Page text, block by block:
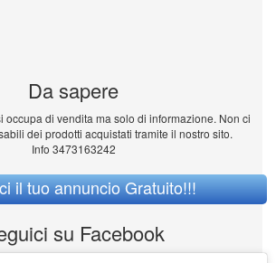
Da sapere
occupa di vendita ma solo di informazione. Non ci
dei prodotti acquistati tramite il nostro sito.
Info 3473163242
il tuo annuncio Gratuito!!!
su Facebook